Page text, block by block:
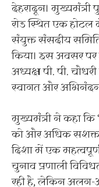
देहरादून। मुख्यमंत्री
रोड स्थित एक
संयुक्त संसदीय
किया। इस अवसर
अध्यक्ष पी. पी.
स्वागत और अभिनंदन
मुख्यमंत्री ने कहा
को और अधिक
दिशा में एक
चुनाव प्रणाली
रही है, लेकिन